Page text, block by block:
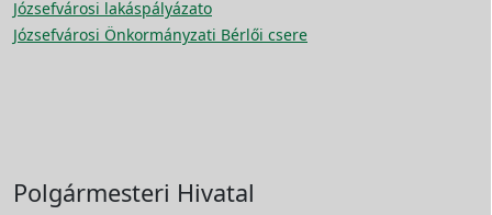
Józsefvárosi lakáspályázato
Józsefvárosi Önkormányzati Bérlői csere
Polgármesteri Hivatal